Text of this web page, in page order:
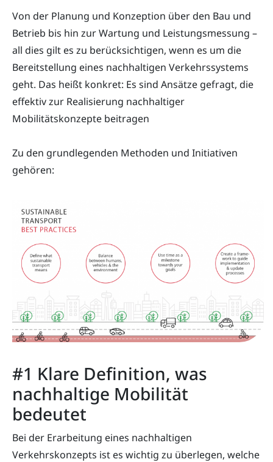
Von der Planung und Konzeption über den Bau und
Betrieb bis hin zur Wartung und Leistungsmessung –
all dies gilt es zu berücksichtigen, wenn es um die
Bereitstellung eines nachhaltigen Verkehrssystems
geht. Das heißt konkret: Es sind Ansätze gefragt, die
effektiv zur Realisierung nachhaltiger
Mobilitätskonzepte beitragen
Zu den grundlegenden Methoden und Initiativen
gehören:
#1 Klare Definition, was
nachhaltige Mobilität
bedeutet
Bei der Erarbeitung eines nachhaltigen
Verkehrskonzepts ist es wichtig zu überlegen, welche